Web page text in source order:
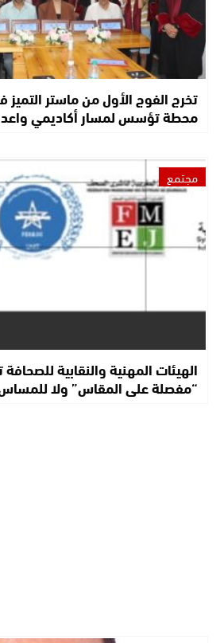
تخرج الفوج الأول من ماستر
محطة تؤسس لمسار أكاديمي
مجتمع
الهيئات المهنية والنقابية
“مفصلة على المقاس” ولا